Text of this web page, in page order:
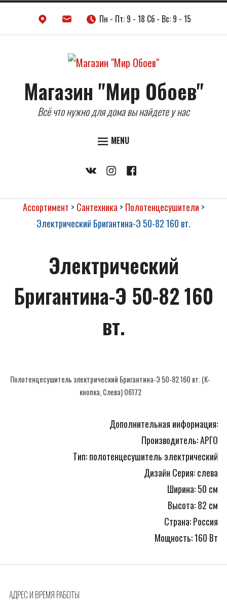
Пн - Пт: 9 - 18 Сб - Вс: 9 - 15
Магазин "Мир Обоев"
Всё что нужно для дома вы найдете у нас
MENU
ОБОИ
КЕРАМИЧЕСКАЯ ПЛИТКА
СОПУТСТВУЮЩИЕ
ПОТОЛОЧНЫЙ ДЕКОР
ПАНЕЛИ И ФАРТУКИ ПВХ
VkontakteInstagramFacebook
Ассортимент > Сантехника > Полотенцесушители >
Электрический Бригантина-Э 50-82 160 вт.
Электрический
Бригантина-Э 50-82 160
вт.
Полотенцесушитель электрический Бригантина-Э 50-82 160 вт. (К-
кнопка, Слева) 06172
Дополнительная информация:
Производитель: АРГО
Тип: полотенцесушитель электрический
Дизайн Серия: слева
Ширина: 50 см
Высота: 82 см
Страна: Россия
Мощность: 160 Вт
АДРЕС И ВРЕМЯ РАБОТЫ